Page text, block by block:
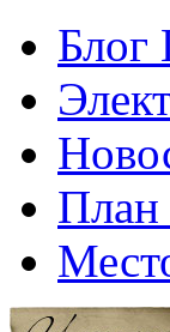
Блог
План